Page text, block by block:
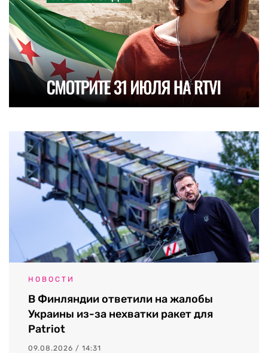
НОВОСТИ
В Финляндии ответили на жалобы
Украины из-за нехватки ракет для
Patriot
09.08.2026 / 14:31